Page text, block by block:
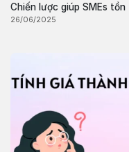
Chiến lược giúp SMEs
26/06/2025